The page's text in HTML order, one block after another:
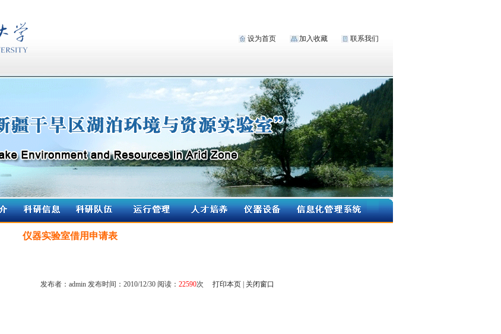
设为首页 加入收藏 联系我们
仪器实验室借用申请表
发布者：admin 发布时间：2010/12/30 阅读： 22590次 打印本页| 关闭窗口